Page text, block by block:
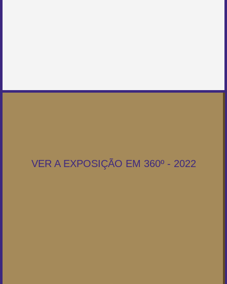
VER A EXPOSIÇÃO EM 360º - 2022